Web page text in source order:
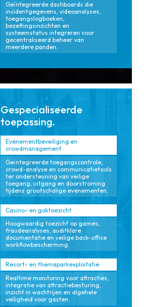
Geïntegreerde dashboards die
incidentgegevens, videoanalyses,
toegangslogboeken,
bezettingsinzichten en
systeemstatus integreren voor
gecentraliseerd beheer van
meerdere panden.
Gespecialiseerde
toepassing.
Evenementbeveiliging en
crowdmanagement
Geïntegreerde toegangscontrole,
crowd-analyse en communicatietools
ter ondersteuning van veilige
toegang, uitgang en doorstroming
tijdens grootschalige evenementen.
Casino- en goktoezicht
Hoogwaardig toezicht op games,
fraudeanalyses, auditklare
documentatie en veilige back-office
workflowbescherming.
Resort- en themaparkexploitatie
Realtime monitoring voor attracties,
integratie van attractiebesturing,
inzicht in wachtrijen en algehele
veiligheid voor gasten.